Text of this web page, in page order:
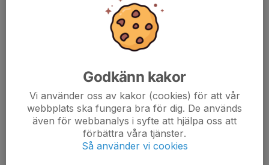
vision och verksamhetsplan
Slutligen erbjuds en muntlig genomgång tillsammans med någon
av föreningens ansvariga för ungdomssektionen. Då tas också
frågan upp om lämplig utbildning som stöd för ledaruppdraget.
Under verksamhetsåret arrangeras ledarträffar med alla ledare i
ungdoms och seniorlagen, vid vilka aktuella frågor kring
Godkänn kakor
Vi använder oss av kakor (cookies) för att vår
webbplats ska fungera bra för dig. De används
även för webbanalys i syfte att hjälpa oss att
förbättra våra tjänster.
Så använder vi cookies